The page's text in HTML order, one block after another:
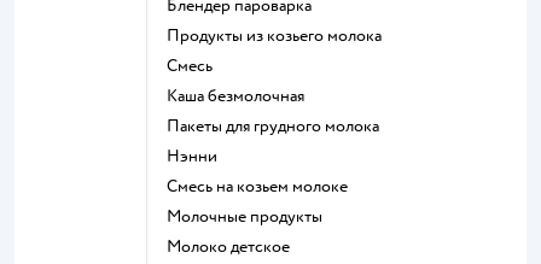
блендер пароварка
продукты из козьего молока
смесь
каша безмолочная
пакеты для грудного молока
нэнни
смесь на козьем молоке
молочные продукты
молоко детское